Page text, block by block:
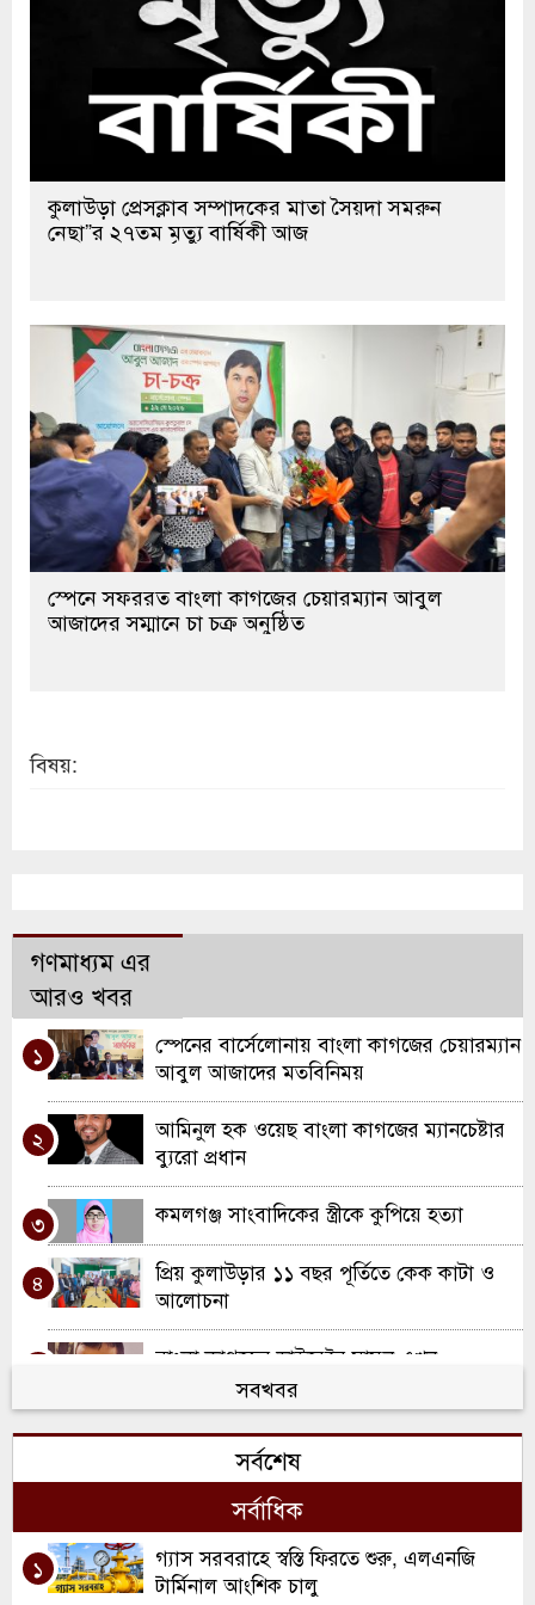
কুলাউড়া প্রেসক্লাব সম্পাদকের মাতা সৈয়দা সমরুন
নেছা”র ২৭তম মৃত্যু বার্ষিকী আজ
স্পেনে সফররত বাংলা কাগজের চেয়ারম্যান আবুল
আজাদের সম্মানে চা চক্র অনুষ্ঠিত
বিষয়:
গণমাধ্যম এর
আরও খবর
১
স্পেনের বার্সেলোনায় বাংলা কাগজের চেয়ারম্যান
আবুল আজাদের মতবিনিময়
২
আমিনুল হক ওয়েছ বাংলা কাগজের ম্যানচেষ্টার
ব্যুরো প্রধান
৩ কমলগঞ্জ সাংবাদিকের স্ত্রীকে কুপিয়ে হত্যা
৪
প্রিয় কুলাউড়ার ১১ বছর পূর্তিতে কেক কাটা ও
আলোচনা
বাংলা কাগজের ডাইরেক্টর মামুন এখন
বাংলাদেশে
‘বাংলা কাগজ’র সিলেট প্রতিনিধি হলেন
সাংবাদিক খায়ের
৭
বিবিসি সংবাদ পাঠক জর্জ আলাগিয়া ওবিই -এর
মৃত্যু। বাংলা কাগজের শোক প্রকাশ
সবখবর
সর্বশেষ
সর্বাধিক
১
গ্যাস সরবরাহে স্বস্তি ফিরতে শুরু, এলএনজি
টার্মিনাল আংশিক চালু